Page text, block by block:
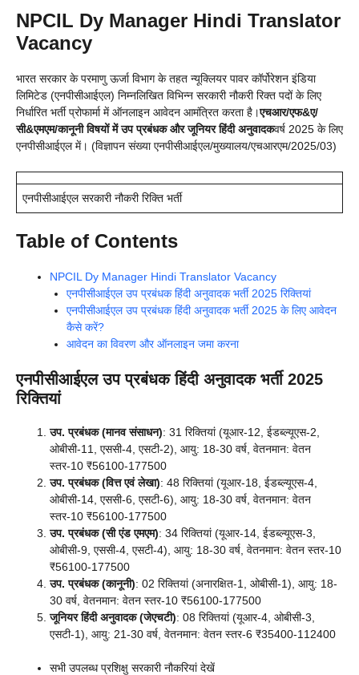
NPCIL Dy Manager Hindi Translator
Vacancy
भारत सरकार के परमाणु ऊर्जा विभाग के तहत न्यूक्लियर पावर कॉर्पोरेशन इंडिया
लिमिटेड (एनपीसीआईएल) निम्नलिखित विभिन्न सरकारी नौकरी रिक्त पदों के लिए
निर्धारित भर्ती प्रोफार्मा में ऑनलाइन आवेदन आमंत्रित करता है।एचआर/एफ&ए/
सी&एमएम/कानूनी विषयों में उप प्रबंधक और जूनियर हिंदी अनुवादकवर्ष 2025 के लिए
एनपीसीआईएल में। (विज्ञापन संख्या एनपीसीआईएल/मुख्यालय/एचआरएम/2025/03)
एनपीसीआईएल सरकारी नौकरी रिक्ति भर्ती
Table of Contents
NPCIL Dy Manager Hindi Translator Vacancy
एनपीसीआईएल उप प्रबंधक हिंदी अनुवादक भर्ती 2025 रिक्तियां
एनपीसीआईएल उप प्रबंधक हिंदी अनुवादक भर्ती 2025 के लिए आवेदन
कैसे करें?
आवेदन का विवरण और ऑनलाइन जमा करना
एनपीसीआईएल उप प्रबंधक हिंदी अनुवादक भर्ती 2025
रिक्तियां
उप. प्रबंधक (मानव संसाधन): 31 रिक्तियां (यूआर-12, ईडब्ल्यूएस-2,
ओबीसी-11, एससी-4, एसटी-2), आयु: 18-30 वर्ष, वेतनमान: वेतन
स्तर-10 ₹56100-177500
उप. प्रबंधक (वित्त एवं लेखा): 48 रिक्तियां (यूआर-18, ईडब्ल्यूएस-4,
ओबीसी-14, एससी-6, एसटी-6), आयु: 18-30 वर्ष, वेतनमान: वेतन
स्तर-10 ₹56100-177500
उप. प्रबंधक (सी एंड एमएम): 34 रिक्तियां (यूआर-14, ईडब्ल्यूएस-3,
ओबीसी-9, एससी-4, एसटी-4), आयु: 18-30 वर्ष, वेतनमान: वेतन स्तर-10
₹56100-177500
उप. प्रबंधक (कानूनी): 02 रिक्तियां (अनारक्षित-1, ओबीसी-1), आयु: 18-
30 वर्ष, वेतनमान: वेतन स्तर-10 ₹56100-177500
जूनियर हिंदी अनुवादक (जेएचटी): 08 रिक्तियां (यूआर-4, ओबीसी-3,
एसटी-1), आयु: 21-30 वर्ष, वेतनमान: वेतन स्तर-6 ₹35400-112400
सभी उपलब्ध प्रशिक्षु सरकारी नौकरियां देखें